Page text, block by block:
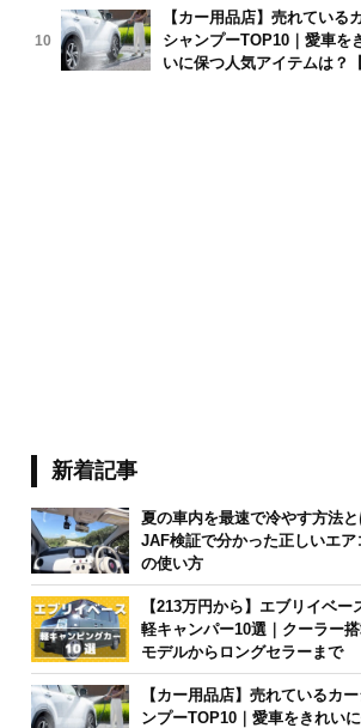
10
【カー用品店】売れている
シャンプーTOP10｜愛車を
いに保つ人気アイテムは？
新着記事
夏の車内を最速で冷やす方法と
JAF検証で分かった正しいエア
の使い方
【213万円から】エブリイベー
軽キャンパー10選｜クーラー
モデルからロングセラーまで
【カー用品店】売れているカ
ンプーTOP10｜愛車をきれい